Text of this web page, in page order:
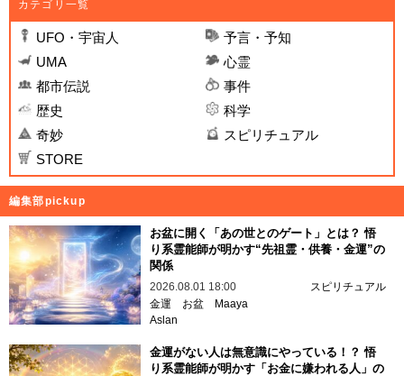
カテゴリ一覧
UFO・宇宙人
予言・予知
UMA
心霊
都市伝説
事件
歴史
科学
奇妙
スピリチュアル
STORE
編集部pickup
お盆に開く「あの世とのゲート」とは？ 悟
り系霊能師が明かす“先祖霊・供養・金運”の
関係
2026.08.01 18:00
スピリチュアル
金運
お盆
Maaya
Aslan
金運がない人は無意識にやっている！？ 悟
り系霊能師が明かす「お金に嫌われる人」の